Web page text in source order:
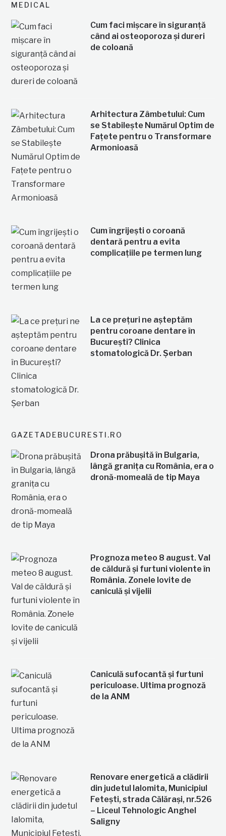
MEDICAL
Cum faci mișcare în siguranță
când ai osteoporoza și dureri
de coloană
Arhitectura Zâmbetului: Cum
se Stabilește Numărul Optim de
Fațete pentru o Transformare
Armonioasă
Cum îngrijești o coroană
dentară pentru a evita
complicațiile pe termen lung
La ce prețuri ne așteptăm
pentru coroane dentare în
București? Clinica
stomatologică Dr. Șerban
GAZETADEBUCURESTI.RO
Drona prăbușită în Bulgaria,
lângă granița cu România, era o
dronă-momeală de tip Maya
Prognoza meteo 8 august. Val
de căldură și furtuni violente în
România. Zonele lovite de
caniculă și vijelii
Caniculă sufocantă și furtuni
periculoase. Ultima prognoză
de la ANM
Renovare energetică a clădirii
din judetul Ialomita, Municipiul
Fetești, strada Călărași, nr.526
– Liceul Tehnologic Anghel
Saligny